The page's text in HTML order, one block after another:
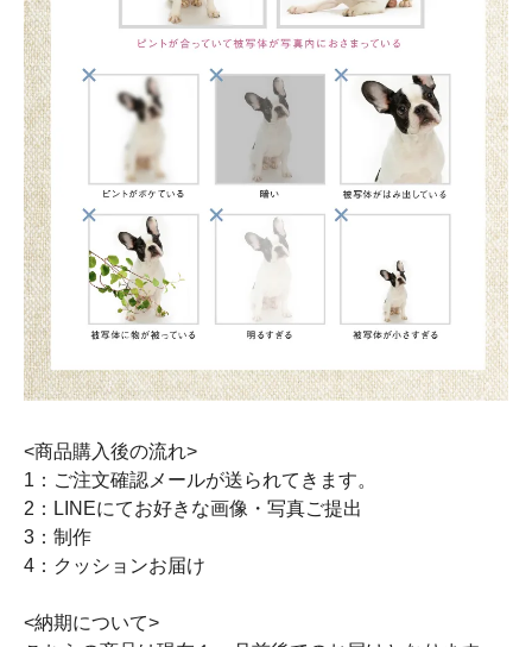
<商品購入後の流れ>
1：ご注文確認メールが送られてきます。
2：LINEにてお好きな画像・写真ご提出
3：制作
4：クッションお届け
<納期について>